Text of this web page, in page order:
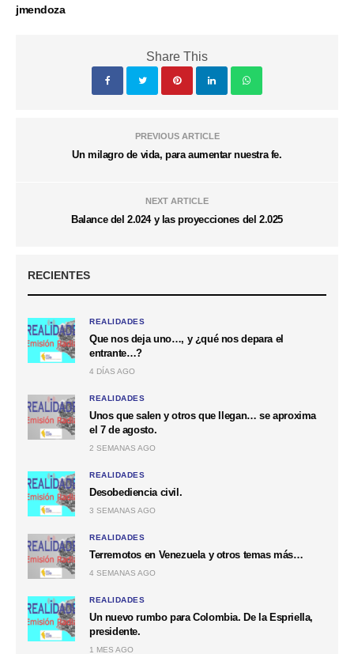
jmendoza
Share This
PREVIOUS ARTICLE
Un milagro de vida, para aumentar nuestra fe.
NEXT ARTICLE
Balance del 2.024 y las proyecciones del 2.025
RECIENTES
REALIDADES
Que nos deja uno…, y ¿qué nos depara el
entrante…?
4 DÍAS AGO
REALIDADES
Unos que salen y otros que llegan… se aproxima
el 7 de agosto.
2 SEMANAS AGO
REALIDADES
Desobediencia civil.
3 SEMANAS AGO
REALIDADES
Terremotos en Venezuela y otros temas más…
4 SEMANAS AGO
REALIDADES
Un nuevo rumbo para Colombia. De la Espriella,
presidente.
1 MES AGO